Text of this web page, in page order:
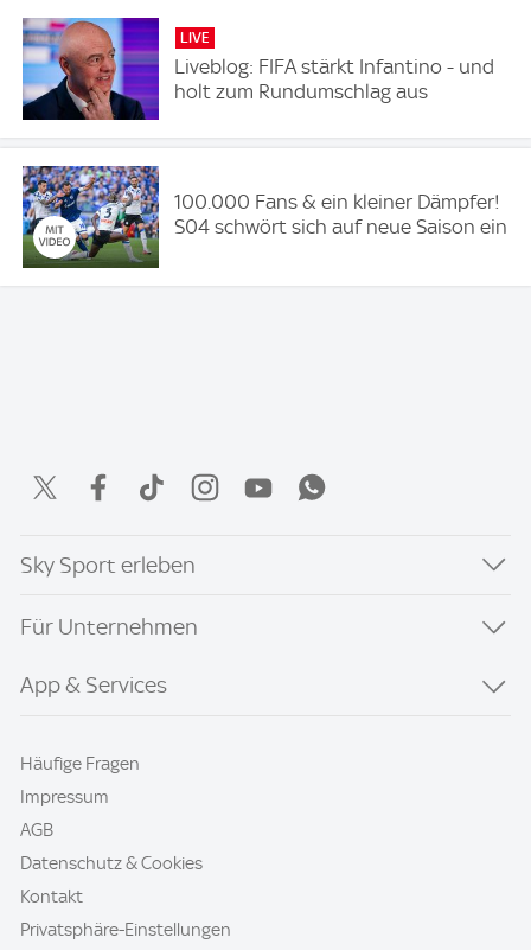
LIVE
Liveblog: FIFA stärkt Infantino - und
holt zum Rundumschlag aus
100.000 Fans & ein kleiner Dämpfer!
S04 schwört sich auf neue Saison ein
Sky Sport erleben
Für Unternehmen
App & Services
Häufige Fragen
Impressum
AGB
Datenschutz & Cookies
Kontakt
Privatsphäre-Einstellungen